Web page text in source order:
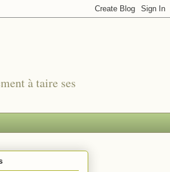
à taire ses